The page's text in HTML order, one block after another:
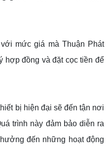
mức giá mà Thuận Phát
hợp đồng và đặt cọc tiền để
bị hiện đại sẽ đến tận nơi
trình này đảm bảo diễn ra
đến những hoạt động